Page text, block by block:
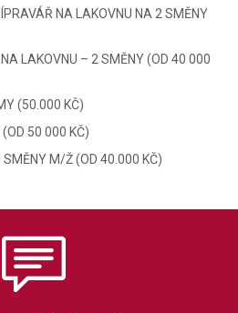
NA LAKOVNU NA 2 SMĚNY
NA LAKOVNU – 2 SMĚNY (OD 40 000
(50.000 KČ)
50 000 KČ)
M/Ž (OD 40.000 KČ)